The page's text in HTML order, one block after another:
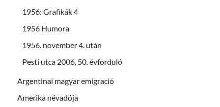
1956: Grafikák 4
1956 Humora
1956. november 4. után
Pesti utca 2006, 50. évforduló
Argentinai magyar emigració
Amerika névadója